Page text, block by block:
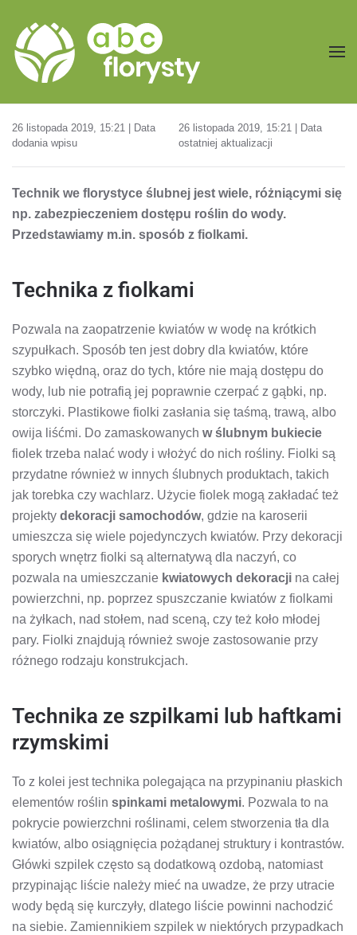
Przejdź do treści głównej
26 listopada 2019, 15:21 | Data
dodania wpisu
26 listopada 2019, 15:21 | Data
ostatniej aktualizacji
Technik we florystyce ślubnej jest wiele, różniącymi się
np. zabezpieczeniem dostępu roślin do wody.
Przedstawiamy m.in. sposób z fiolkami.
Technika z fiolkami
Pozwala na zaopatrzenie kwiatów w wodę na krótkich
szypułkach. Sposób ten jest dobry dla kwiatów, które
szybko więdną, oraz do tych, które nie mają dostępu do
wody, lub nie potrafią jej poprawnie czerpać z gąbki, np.
storczyki. Plastikowe fiolki zasłania się taśmą, trawą, albo
owija liśćmi. Do zamaskowanych w ślubnym bukiecie
fiolek trzeba nalać wody i włożyć do nich rośliny. Fiolki są
przydatne również w innych ślubnych produktach, takich
jak torebka czy wachlarz. Użycie fiolek mogą zakładać też
projekty dekoracji samochodów, gdzie na karoserii
umieszcza się wiele pojedynczych kwiatów. Przy dekoracji
sporych wnętrz fiolki są alternatywą dla naczyń, co
pozwala na umieszczanie kwiatowych dekoracji na całej
powierzchni, np. poprzez spuszczanie kwiatów z fiolkami
na żyłkach, nad stołem, nad sceną, czy też koło młodej
pary. Fiolki znajdują również swoje zastosowanie przy
różnego rodzaju konstrukcjach.
Technika ze szpilkami lub haftkami
rzymskimi
To z kolei jest technika polegająca na przypinaniu płaskich
elementów roślin spinkami metalowymi. Pozwala to na
pokrycie powierzchni roślinami, celem stworzenia tła dla
kwiatów, albo osiągnięcia pożądanej struktury i kontrastów.
Główki szpilek często są dodatkową ozdobą, natomiast
przypinając liście należy mieć na uwadze, że przy utracie
wody będą się kurczyły, dlatego liście powinni nachodzić
na siebie. Zamiennikiem szpilek w niektórych przypadkach